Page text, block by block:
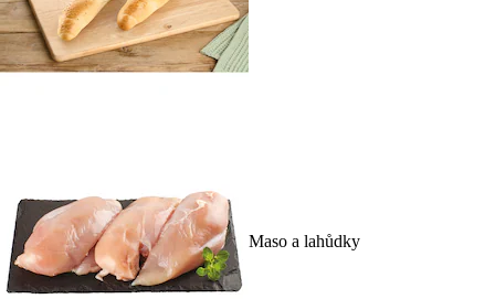
Maso a lahůdky